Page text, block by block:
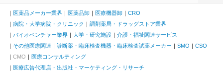
医薬品メーカー業界 医薬品卸 医療機器卸
CRO
病院・大学病院・クリニック
調剤薬局・ドラッグストア業界
バイオベンチャー業界
大学・研究施設
介護・福祉関連サービス
その他医療関連
診断薬・臨床検査機器・臨床検査試薬メーカー SMO
CSO
CMO
医療コンサルティング
医療広告代理店・出版社・マーケティング・リサーチ